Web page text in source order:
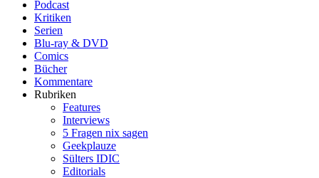
Podcast
Kritiken
Serien
Blu-ray & DVD
Comics
Bücher
Kommentare
Rubriken
Features
Interviews
5 Fragen nix sagen
Geekplauze
Sülters IDIC
Editorials